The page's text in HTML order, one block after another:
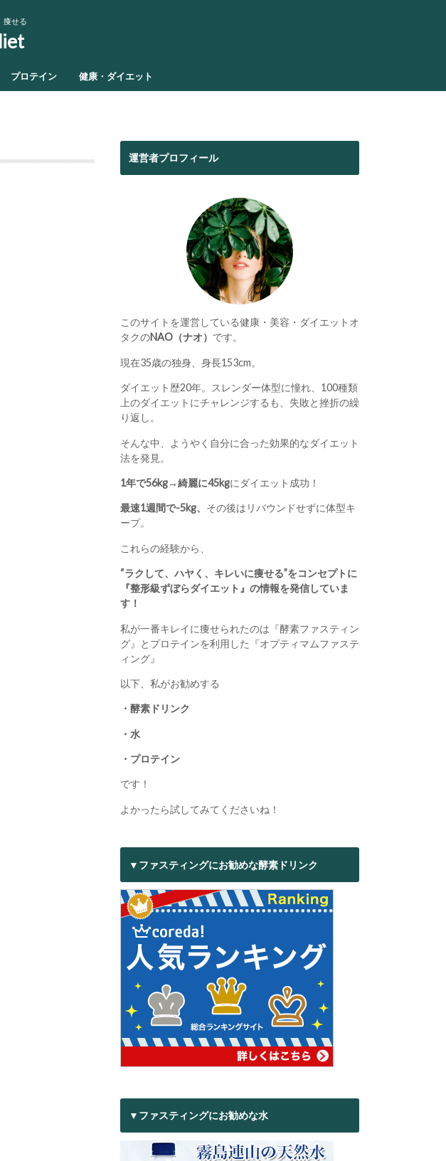
痩せる
プロテイン 健康・ダイエット
運営者プロフィール
このサイトを運営している健康・美容・ダイエットオ
タクのNAO（ナオ） です。
現在35歳の独身、身長153cm。
ダイエット歴20年。スレンダー体型に憧れ、100種類
上のダイエットにチャレンジするも、失敗と挫折の繰
り返し。
そんな中、ようやく自分に合った効果的なダイエット
法を発見。
1年で56kg→綺麗に45kgにダイエット成功！
最速1週間で-5kg、 その後はリバウンドせずに体型キ
ープ。
これらの経験から、
“ラクして、ハヤく、キレいに痩せる”をコンセプトに
『整形級ずぼらダイエット』の情報を発信していま
す！
私が一番キレイに痩せられたのは『酵素ファスティン
グ』とプロテインを利用した『オプティマムファステ
ィング』
以下、私がお勧めする
・酵素ドリンク
・水
・プロテイン
です！
よかったら試してみてくださいね！
▼ファスティングにお勧めな酵素ドリンク
▼ファスティングにお勧めな水